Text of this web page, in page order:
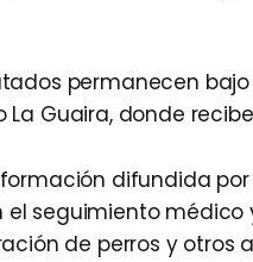
permanecen
Guaira, donde
difundida
seguimiento médico
de perros y otros